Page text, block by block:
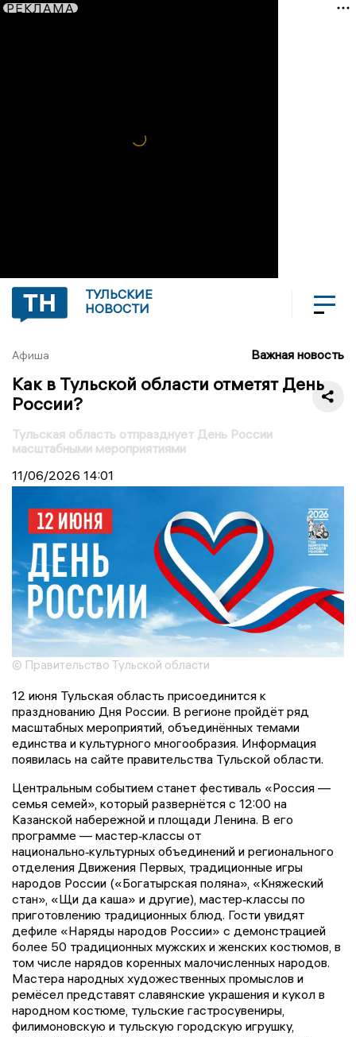
РЕКЛАМА
ТУЛЬСКИЕ
НОВОСТИ
Афиша Важная новость
Как в Тульской области отметят День
России?
Тульская область отпразднует День России
масштабными мероприятиями
11/06/2026 14:01
© Правительство Тульской области
12 июня Тульская область присоединится к
празднованию Дня России. В регионе пройдёт ряд
масштабных мероприятий, объединённых темами
единства и культурного многообразия. Информация
появилась на сайте правительства Тульской области.
Центральным событием станет фестиваль «Россия —
семья семей», который развернётся с 12:00 на
Казанской набережной и площади Ленина. В его
программе — мастер‑классы от
национально‑культурных объединений и регионального
отделения Движения Первых, традиционные игры
народов России («Богатырская поляна», «Княжеский
стан», «Щи да каша» и другие), мастер‑классы по
приготовлению традиционных блюд. Гости увидят
дефиле «Наряды народов России» с демонстрацией
более 50 традиционных мужских и женских костюмов, в
том числе нарядов коренных малочисленных народов.
Мастера народных художественных промыслов и
ремёсел представят славянские украшения и кукол в
народном костюме, тульские гастросувениры,
филимоновскую и тульскую городскую игрушку,